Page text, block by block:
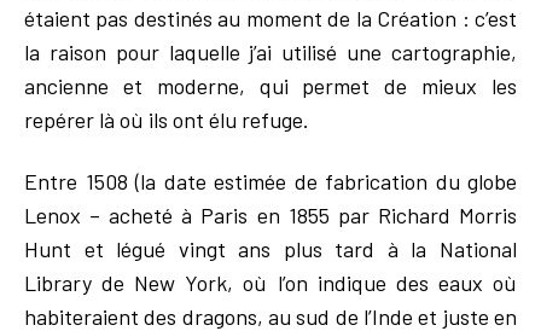
étaient pas destinés au moment de la Création : c’est
la raison pour laquelle j’ai utilisé une cartographie,
ancienne et moderne, qui permet de mieux les
repérer là où ils ont élu refuge.
Entre 1508 (la date estimée de fabrication du globe
Lenox – acheté à Paris en 1855 par Richard Morris
Hunt et légué vingt ans plus tard à la National
Library de New York, où l’on indique des eaux où
habiteraient des dragons, au sud de l’Inde et juste en